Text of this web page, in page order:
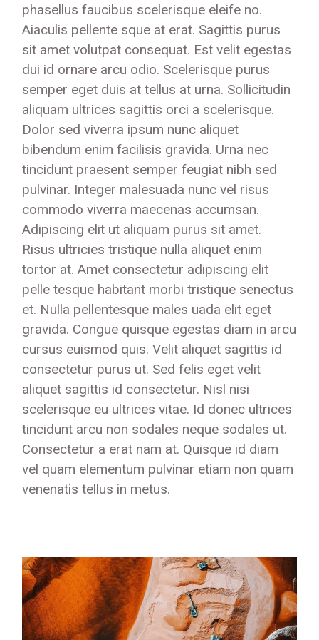
phasellus faucibus scelerisque eleife no.
Aiaculis pellente sque at erat. Sagittis purus
sit amet volutpat consequat. Est velit egestas
dui id ornare arcu odio. Scelerisque purus
semper eget duis at tellus at urna. Sollicitudin
aliquam ultrices sagittis orci a scelerisque.
Dolor sed viverra ipsum nunc aliquet
bibendum enim facilisis gravida. Urna nec
tincidunt praesent semper feugiat nibh sed
pulvinar. Integer malesuada nunc vel risus
commodo viverra maecenas accumsan.
Adipiscing elit ut aliquam purus sit amet.
Risus ultricies tristique nulla aliquet enim
tortor at. Amet consectetur adipiscing elit
pelle tesque habitant morbi tristique senectus
et. Nulla pellentesque males uada elit eget
gravida. Congue quisque egestas diam in arcu
cursus euismod quis. Velit aliquet sagittis id
consectetur purus ut. Sed felis eget velit
aliquet sagittis id consectetur. Nisl nisi
scelerisque eu ultrices vitae. Id donec ultrices
tincidunt arcu non sodales neque sodales ut.
Consectetur a erat nam at. Quisque id diam
vel quam elementum pulvinar etiam non quam
venenatis tellus in metus.